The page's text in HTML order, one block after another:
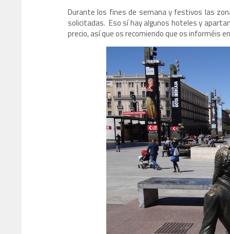
Durante los fines de semana y festivos las
solicitadas. Eso sí hay algunos hoteles y
precio, así que os recomiendo que os informéis